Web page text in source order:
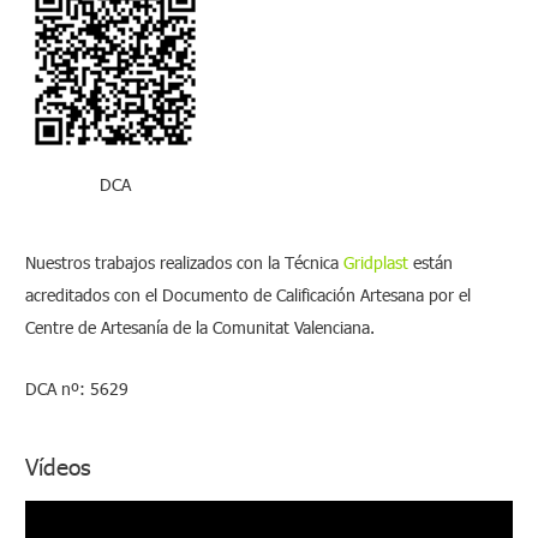
DCA
Nuestros trabajos realizados con la TécnicaGridplast están
acreditados con el Documento de Calificación Artesana por el
Centre de Artesanía de la Comunitat Valenciana.
DCA nº: 5629
Vídeos